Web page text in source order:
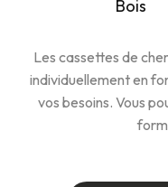
Bois
Les cassettes de
individuellement en
vos besoins. Vous